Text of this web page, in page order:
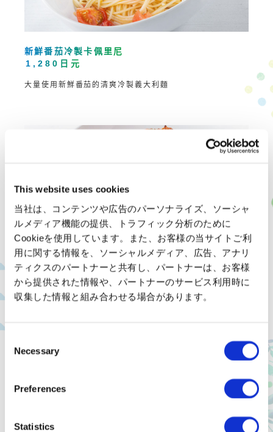
This website uses cookies
当社は、コンテンツや広告のパーソナライズ、ソーシャ
ルメディア機能の提供、トラフィック分析のために
Cookieを使用しています。また、お客様の当サイトご利
用に関する情報を、ソーシャルメディア、広告、アナリ
ティクスのパートナーと共有し、パートナーは、お客様
から提供された情報や、パートナーのサービス利用時に
収集した情報と組み合わせる場合があります。
Selection
Necessary
Preferences
Statistics
新鮮番茄冷製卡佩里尼
1,280日元
大量使用新鮮番茄的清爽冷製義大利麵
大塊肉醬義大利麵
1,350日元